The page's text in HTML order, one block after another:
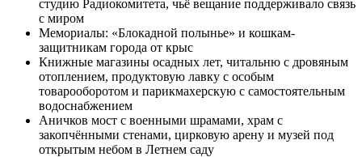
студию Радиокомитета, чьё вещание поддерживало связь
с миром
Мемориалы: «Блокадной полынье» и кошкам-
защитникам города от крыс
Книжные магазины осадных лет, читальню с дровяным
отоплением, продуктовую лавку с особым
товарооборотом и парикмахерскую с самостоятельным
водоснабжением
Аничков мост с военными шрамами, храм с
закопчёнными стенами, цирковую арену и музей под
открытым небом в Летнем саду